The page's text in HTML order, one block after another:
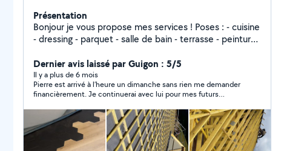
Présentation
Bonjour je vous propose mes services ! Poses : - cuisine
- dressing - parquet - salle de bain - terrasse - peinture
tout type d'entretien d'espace vert Pour toute
demande de projet contactez-moi Je me déplace tout
secteur Pierre Philippe
Dernier avis laissé par Guigon : 5/5
Il y a plus de 6 mois
Pierre est arrivé à l’heure un dimanche sans rien me demander
financièrement. Je continuerai avec lui pour mes futurs